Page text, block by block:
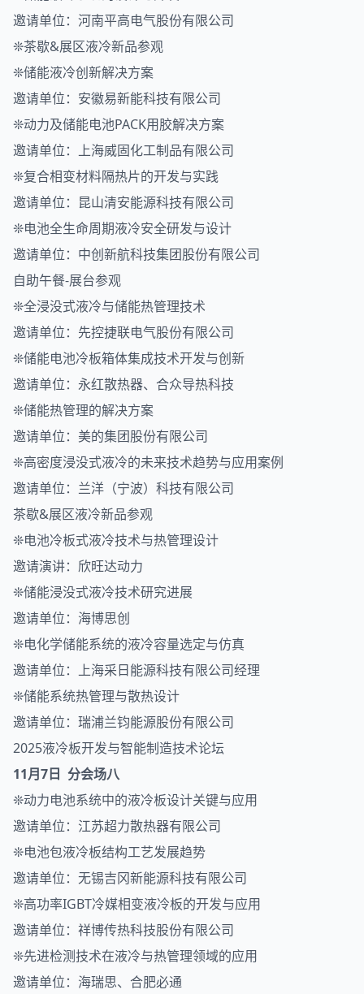
邀请单位：河南平高电气股份有限公司
❊茶歇&展区液冷新品参观
❊储能液冷创新解决方案
邀请单位：安徽易新能科技有限公司
❊动力及储能电池PACK用胶解决方案
邀请单位：上海威固化工制品有限公司
❊复合相变材料隔热片的开发与实践
邀请单位：昆山清安能源科技有限公司
❊电池全生命周期液冷安全研发与设计
邀请单位：中创新航科技集团股份有限公司
自助午餐-展台参观
❊全浸没式液冷与储能热管理技术
邀请单位：先控捷联电气股份有限公司
❊储能电池冷板箱体集成技术开发与创新
邀请单位：永红散热器、合众导热科技
❊储能热管理的解决方案
邀请单位：美的集团股份有限公司
❊高密度浸没式液冷的未来技术趋势与应用案例
邀请单位：兰洋（宁波）科技有限公司
茶歇&展区液冷新品参观
❊电池冷板式液冷技术与热管理设计
邀请演讲：欣旺达动力
❊储能浸没式液冷技术研究进展
邀请单位：海博思创
❊电化学储能系统的液冷容量选定与仿真
邀请单位：上海采日能源科技有限公司经理
❊储能系统热管理与散热设计
邀请单位：瑞浦兰钧能源股份有限公司
2025液冷板开发与智能制造技术论坛
11月7日 分会场八
❊动力电池系统中的液冷板设计关键与应用
邀请单位：江苏超力散热器有限公司
❊电池包液冷板结构工艺发展趋势
邀请单位：无锡吉冈新能源科技有限公司
❊高功率IGBT冷媒相变液冷板的开发与应用
邀请单位：祥博传热科技股份有限公司
❊先进检测技术在液冷与热管理领域的应用
邀请单位：海瑞思、合肥必通